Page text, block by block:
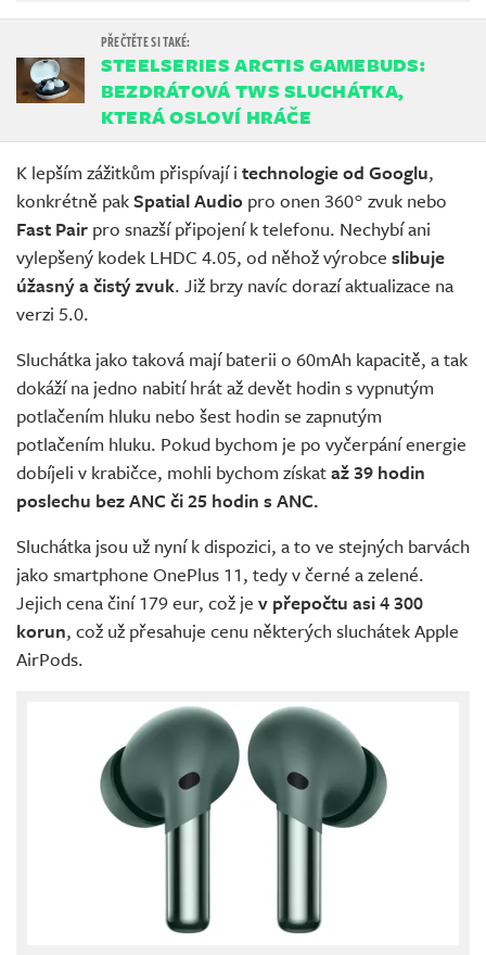
STEELSERIES ARCTIS GAMEBUDS:
BEZDRÁTOVÁ TWS SLUCHÁTKA,
KTERÁ OSLOVÍ HRÁČE
K lepším zážitkům přispívají i technologie od Googlu,
konkrétně pakSpatial Audio pro onen 360° zvuk nebo
Fast Pair pro snazší připojení k telefonu. Nechybí ani
vylepšený kodek LHDC 4.05, od něhož výrobce slibuje
úžasný a čistý zvuk. Již brzy navíc dorazí aktualizace na
verzi 5.0.
Sluchátka jako taková mají baterii o 60mAh kapacitě, a tak
dokáží na jedno nabití hrát až devět hodin s vypnutým
potlačením hluku nebo šest hodin se zapnutým
potlačením hluku. Pokud bychom je po vyčerpání energie
dobíjeli v krabičce, mohli bychom získataž 39 hodin
poslechu bez ANC či 25 hodin s ANC.
Sluchátka jsou už nyní k dispozici, a to ve stejných barvách
jako smartphone OnePlus 11, tedy v černé a zelené.
Jejich cena činí 179 eur, což je v přepočtu asi 4 300
korun, což už přesahuje cenu některých sluchátek Apple
AirPods.